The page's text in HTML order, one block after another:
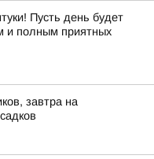
Пусть день будет
и полным приятных
завтра на